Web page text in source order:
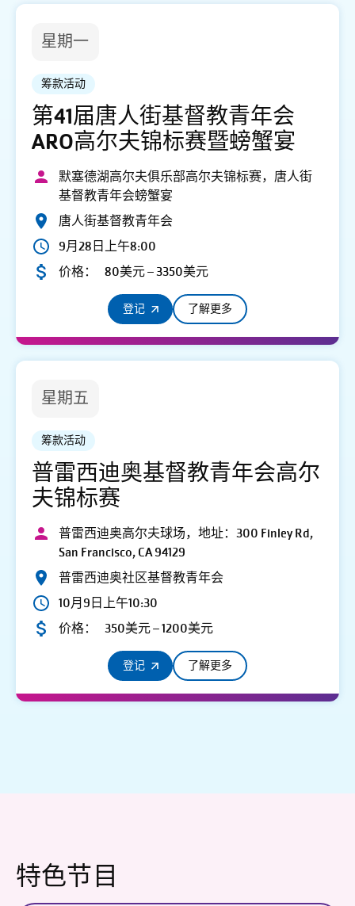
星期一
筹款活动
第41届唐人街基督教青年会
ARO高尔夫锦标赛暨螃蟹宴
默塞德湖高尔夫俱乐部高尔夫锦标赛，唐人街
基督教青年会螃蟹宴
唐人街基督教青年会
9月28日上午8:00
价格：
80美元 – 3350美元
登记 了解更多
星期五
筹款活动
普雷西迪奥基督教青年会高尔
夫锦标赛
普雷西迪奥高尔夫球场，地址：300 Finley Rd,
San Francisco, CA 94129
普雷西迪奥社区基督教青年会
10月9日上午10:30
价格：
350美元 – 1200美元
登记 了解更多
特色节目